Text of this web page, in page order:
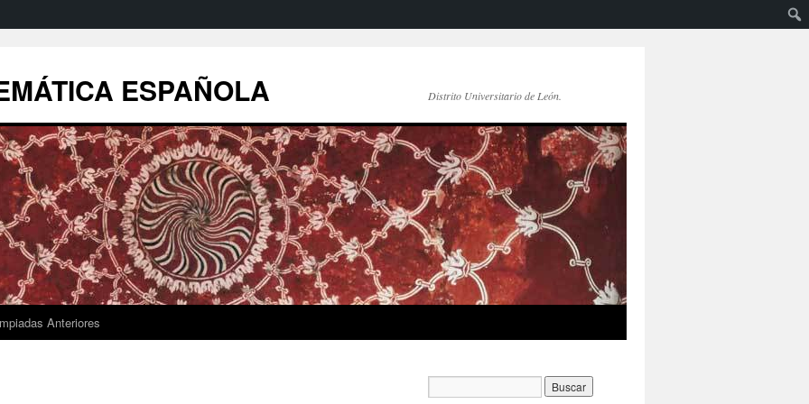
ESPAÑOLA Distrito Universitario de León.
Anteriores